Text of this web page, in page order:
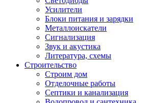
Усилители
Блоки питания и зарядки
Металлоискатели
Сигнализация
Звук и акустика
Литература, схемы
Строительство
Строим дом
Отделочные работы
Септики и канализация